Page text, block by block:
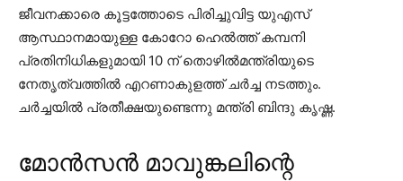
ജീവനക്കാരെ കൂട്ടത്തോടെ പിരിച്ചുവിട്ട യുഎസ്
ആസ്ഥാനമായുള്ള കോറോ ഹെല്‍ത്ത് കമ്പനി
പ്രതിനിധികളുമായി 10 ന് തൊഴില്‍മന്ത്രിയുടെ
നേതൃത്വത്തില്‍ എറണാകുളത്ത് ചര്‍ച്ച നടത്തും.
ചര്‍ച്ചയില്‍ പ്രതീക്ഷയുണ്ടെന്നു മന്ത്രി ബിന്ദു കൃഷ്ണ.
മോൻസൻ മാവുങ്കലിന്റെ